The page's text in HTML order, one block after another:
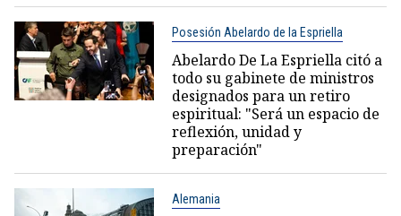
Posesión Abelardo de la Espriella
Abelardo De La Espriella citó a
todo su gabinete de ministros
designados para un retiro
espiritual: "Será un espacio de
reflexión, unidad y
preparación"
Alemania